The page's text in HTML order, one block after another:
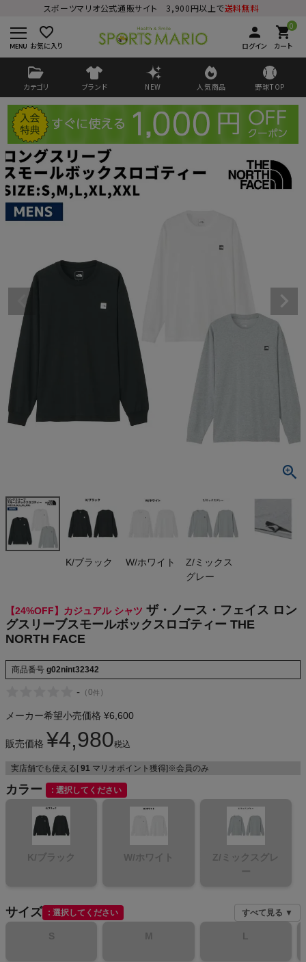
スポーツマリオ公式通販サイト 3,900円以上で送料無料
favorite_border
お気に入り
person
ログイン
0
shopping_cart
カート
カテゴリ ブランド NEW 人気商品 野球TOP
ログイン
ようこそ ゲスト 様
商品が見つからない方はこちら
On
CHUMS
メンズカジュアルウェア
メンズスポーツウェア
レディーススポーツウェア
スポーツシューズ
ヨガ
K/ブラック W/ホワイト
Z/ミックス
グレー
【24%OFF】カジュアル シャツ ザ・ノース・フェイス ロン
グスリーブスモールボックスロゴティー THE
NORTH FACE
商品番号 g02nint32342
- （0件 ）
メーカー希望小売価格 ¥6,600
販売価格 ¥4,980税込
実店舗でも使える[ 91 マリオポイント獲得]※会員のみ
カラー 選択してください
K/ブラック W/ホワイト
Z/ミックスグレ
ー
サイズ 選択してください すべて見る ▼
S M L